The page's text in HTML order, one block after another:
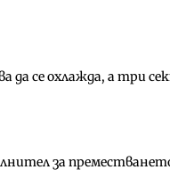
да се охлажда, а три
за
още няколко седмици,
план за
оценки на
продължава да